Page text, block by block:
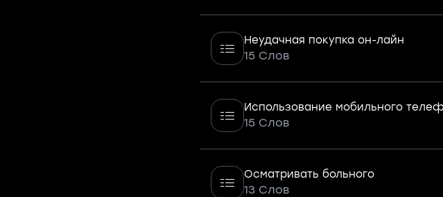
Неудачная покупка он-лайн
15 Слов
Использование мобильного
15 Слов
Осматривать больного
13 Слов